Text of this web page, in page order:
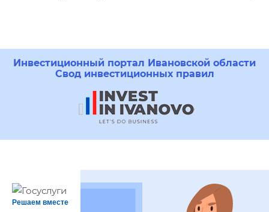
Инвестиционный портал Ивановской области
Свод инвестиционных правил
Решаем вместе